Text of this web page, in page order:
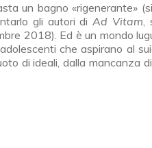
un bagno «rigenerante»
gli autori diAd Vitam,
2018). Ed è un mondo
che aspirano al
di ideali, dalla mancanza